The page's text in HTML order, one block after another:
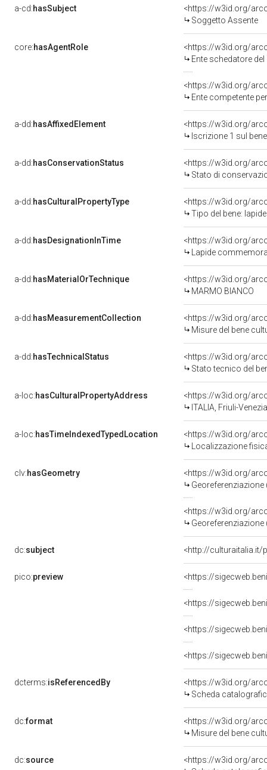
a-cd:hasSubject
<https://w3id.org/
Soggetto Assente
core:hasAgentRole
<https://w3id.org/
Ente schedatore del
<https://w3id.org/
Ente competente per
a-dd:hasAffixedElement
<https://w3id.org/
Iscrizione 1 sul
a-dd:hasConservationStatus
<https://w3id.org/
Stato di
a-dd:hasCulturalPropertyType
<https://w3id.org/
Tipo del bene:
a-dd:hasDesignationInTime
Lapide
a-dd:hasMaterialOrTechnique
<https://w3id.org/
MARMO BIANCO
a-dd:hasMeasurementCollection
<https://w3id.org/
Misure del bene
a-dd:hasTechnicalStatus
<https://w3id.org/
Stato tecnico del
a-loc:hasCulturalPropertyAddress
<https://w3id.org/
ITALIA, Friuli-
a-loc:hasTimeIndexedTypedLocation
<https://w3id.org/
Localizzazione
clv:hasGeometry
<https://w3id.org/
Georeferenziazione
<https://w3id.org/
dc:subject <http://culturaitalia.it/
pico:preview <https://
<https://
<https://
<https://
dcterms:isReferencedBy
<https://w3id.org/
Scheda
dc:format
<https://w3id.org/
Misure del bene
dc:source
<https://w3id.org/